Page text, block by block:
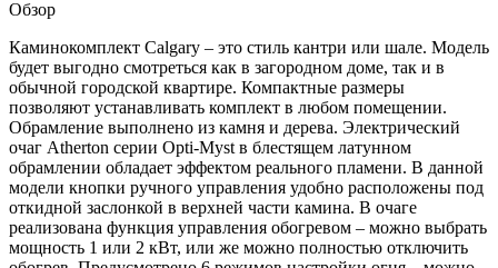
Обзор
Каминокомплект Calgary – это стиль кантри или шале. Модель
будет выгодно смотреться как в загородном доме, так и в
обычной городской квартире. Компактные размеры
позволяют устанавливать комплект в любом помещении.
Обрамление выполнено из камня и дерева. Электрический
очаг Atherton серии Opti-Myst в блестящем латунном
обрамлении обладает эффектом реального пламени. В данной
модели кнопки ручного управления удобно расположены под
откидной заслонкой в верхней части камина. В очаге
реализована функция управления обогревом – можно выбрать
мощность 1 или 2 кВт, или же можно полностью отключить